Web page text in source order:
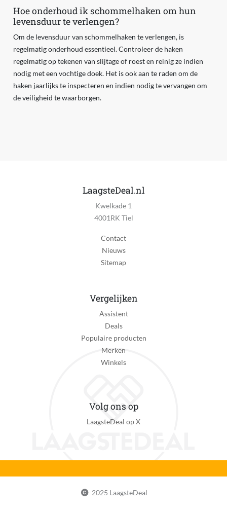
Hoe onderhoud ik schommelhaken om hun
levensduur te verlengen?
Om de levensduur van schommelhaken te verlengen, is
regelmatig onderhoud essentieel. Controleer de haken
regelmatig op tekenen van slijtage of roest en reinig ze indien
nodig met een vochtige doek. Het is ook aan te raden om de
haken jaarlijks te inspecteren en indien nodig te vervangen om
de veiligheid te waarborgen.
LaagsteDeal.nl
Kwelkade 1
4001RK Tiel
Contact
Nieuws
Sitemap
Vergelijken
Assistent
Deals
Populaire producten
Merken
Winkels
Volg ons op
LaagsteDeal op X
2025 LaagsteDeal